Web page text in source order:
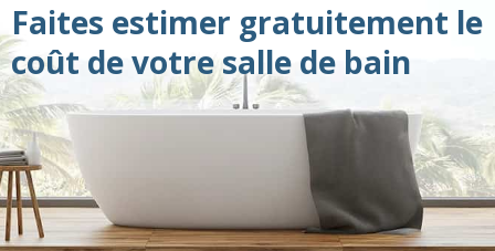
Faites estimer gratuitement le
coût de votre salle de bain